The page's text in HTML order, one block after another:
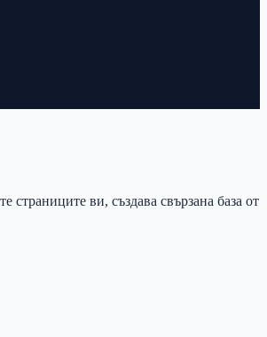
ви, създава свързана база от